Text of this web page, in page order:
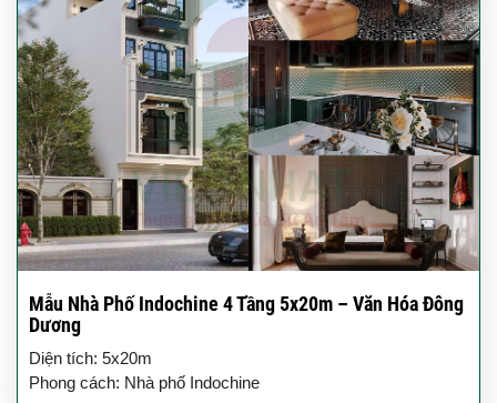
Mẫu Nhà Phố Indochine 4 Tầng 5x20m – Văn Hóa Đông
Dương
Diện tích: 5x20m
Phong cách: Nhà phố Indochine